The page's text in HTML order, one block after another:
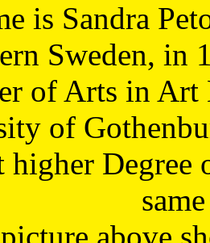
is Sandra
Sweden, in
of Arts in Art
of
higher Degree